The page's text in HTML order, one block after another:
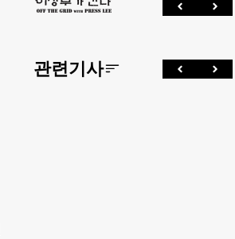
관련기사